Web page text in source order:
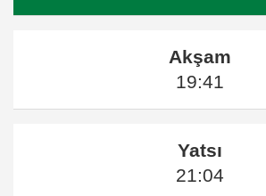
Akşam
19:41
Yatsı
21:04